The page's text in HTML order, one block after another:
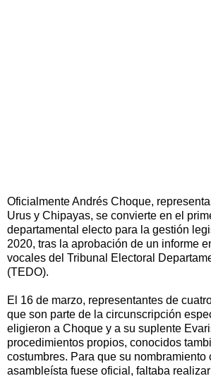
Oficialmente Andrés Choque,
Urus y Chipayas, se convierte en el
departamental electo para la gestión
2020, tras la aprobación de un informe
vocales del Tribunal Electoral
(TEDO).
El 16 de marzo, representantes de
que son parte de la circunscripción
eligieron a Choque y a su suplente
procedimientos propios, conocidos
costumbres. Para que su nombramiento
asambleísta fuese oficial, faltaba